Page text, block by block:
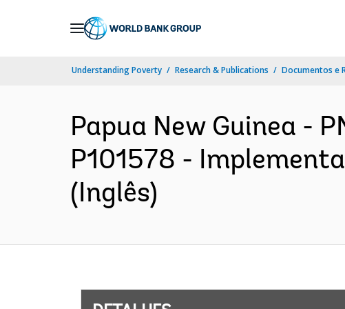
Understanding Poverty Research & Publications Documentos e
Papua New Guinea -
P101578 -
(Inglês)